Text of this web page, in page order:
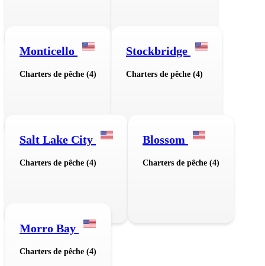
Monticello
Charters de pêche (4)
Stockbridge
Charters de pêche (4)
Salt Lake City
Charters de pêche (4)
Blossom
Charters de pêche (4)
Morro Bay
Charters de pêche (4)